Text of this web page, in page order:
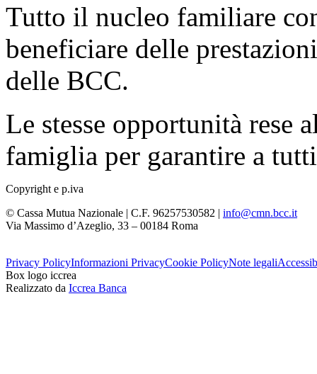
Tutto il nucleo familiare
beneficiare delle
delle BCC.
Le stesse opportunità rese
famiglia per garantire a
Copyright e p.iva
© Cassa Mutua Nazionale | C.F. 96257530582 | info@cmn.bcc.it
Via Massimo d’Azeglio, 33 – 00184 Roma
Privacy PolicyInformazioni PrivacyCookie PolicyNote legali
Box logo iccrea
Realizzato da Iccrea Banca